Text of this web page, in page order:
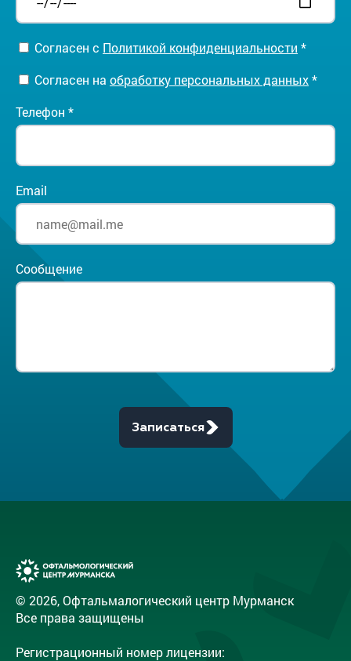
Согласен с Политикой конфиденциальности *
Согласен на обработку персональных данных*
Телефон *
Email
Сообщение
Записаться
© 2026, Офтальмалогический центр Мурманск
Все права защищены
Регистрационный номер лицензии: